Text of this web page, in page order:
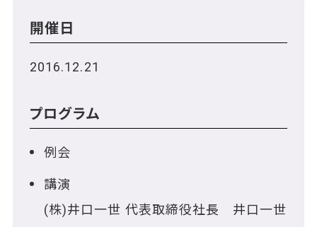
開催日
2016.12.21
プログラム
例会
講演
(株)井口一世 代表取締役社長 井口一世